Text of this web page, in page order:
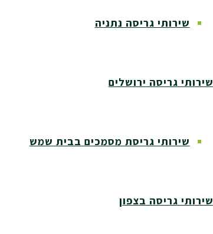
שירותי גריסה נתניה
שירותי גריסה ירושלים
שירותי גריסת מסמכים בבית שמש
שירותי גריסה בצפון